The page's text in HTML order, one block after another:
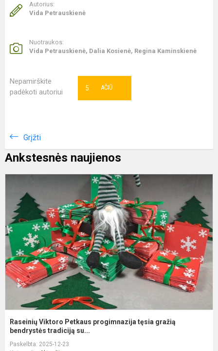
Autorius:
Vida Petrauskienė
Nuotraukos:
Vida Petrauskienė, Dalia Kosienė, Regina Kaminskienė
Nepamirškite
padėkoti autoriui
AČIŪ
5
Grįžti
Ankstesnės naujienos
Raseinių Viktoro Petkaus progimnazija tęsia gražią
bendrystės tradiciją su...
Paskelbta: 2025-12-23